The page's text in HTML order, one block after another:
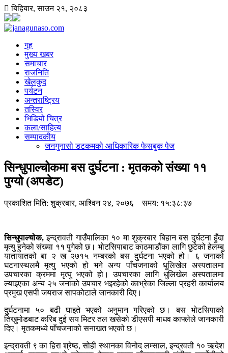
बिहिबार,साउन २१, २०८३
गृह
मुख्य खबर
समाचार
राजनिति
खेलकुद
पर्यटन
अन्तराष्ट्रिय
तस्विर
भिडियो चित्र
कला/साहित्य
सम्पादकीय
जनगुनासो डटकमको आधिकारिक फेसबुक पेज
सिन्धुपाल्चोकमा बस दुर्घटना : मृतकको संख्या ११
पुग्यो (अपडेट)
प्रकाशित मिति:शुक्रबार, आश्विन २४, २०७६ समय: १५:३८:३७
सिन्धुपाल्चोक, इन्द्रावती गाउँपालिका १० मा शुक्रबार बिहान बस दुर्घटना हुँदा
मृत्यु हुनेको संख्या ११ पुगेको छ। भोटसिपाबाट काठमाडौंका लागि छुटेको हेलम्बु
यातायातको बा २ ख २७१५ नम्बरको बस दुर्घटना भएको हो। ६ जनाको
घटनास्थलमै मृत्यु भएको हो भने अन्य पाँचजनाको धुलिखेल अस्पतालमा
उपचारका क्रममा मृत्यु भएको हो। उपचारका लागि धुलिखेल अस्पतालमा
ल्याइएका अन्य २५ जनाको उपचार भइरहेको काभ्रेका जिल्ला प्रहरी कार्यालय
प्रमुख एसपी जयराज सापकोटाले जानकारी दिए।
दुर्घटनामा ५० बढी घाइते भएको अनुमान गरिएको छ। बस भोटसिपाको
तिखुमोडबाट करिब दुई सय मिटर तल खसेको डीएसपी माधव काफ्लेले जानकारी
दिए। मृतकमध्ये पाँचजनाको सनाखत भएको छ।
इन्द्रावती ९ का हिरा श्रेष्ठ, सोही स्थानका विनोद लम्साल, इन्द्रवती १० ऋदेश